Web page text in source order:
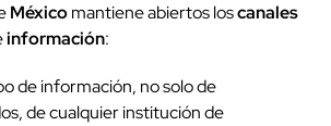
Méxicomantiene abiertos loscanales
información:
de información, no solo de
de cualquier institución de